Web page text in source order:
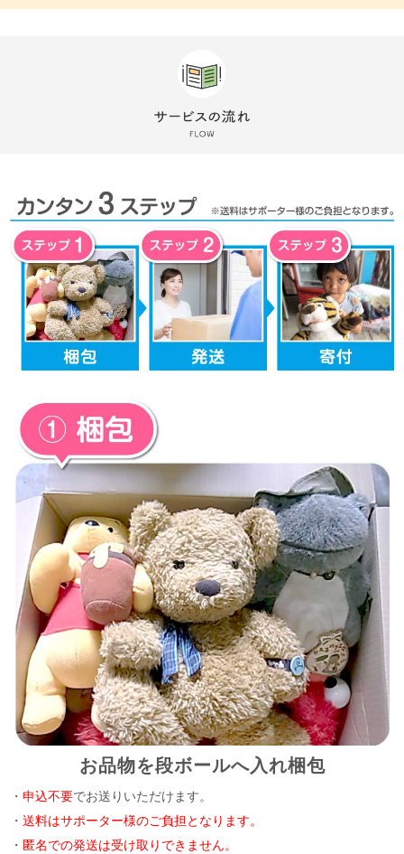
お品物を段ボールへ入れ梱包
・申込不要でお送りいただけます。
・送料はサポーター様のご負担となります。
・ 匿名での発送は受け取りできません。